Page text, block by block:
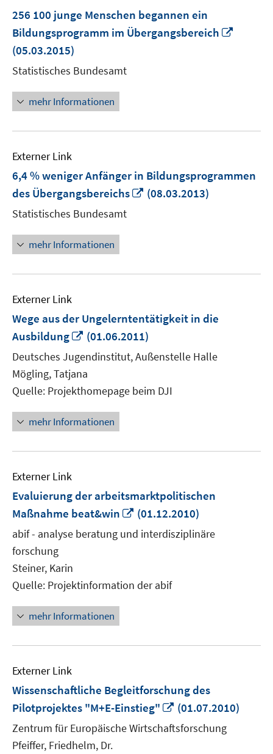
256 100 junge Menschen begannen ein
Bildungsprogramm im Übergangsbereich
(05.03.2015)
Statistisches Bundesamt
mehr Informationen
Externer Link
6,4 % weniger Anfänger in Bildungsprogrammen
des Übergangsbereichs
In
(08.03.2013)
Statistisches Bundesamt
mehr Informationen
Externer Link
Wege aus der Ungelerntentätigkeit in die
Ausbildung
In
neuem
Fenster
öffnen
(01.06.2011)
Deutsches Jugendinstitut, Außenstelle Halle
Mögling, Tatjana
Quelle: Projekthomepage beim DJI
mehr Informationen
Externer Link
Evaluierung der arbeitsmarktpolitischen
Maßnahme beat&win
In
neuem
Fenster
(01.12.2010)
abif - analyse beratung und interdisziplinäre
forschung
Steiner, Karin
Quelle: Projektinformation der abif
mehr Informationen
Externer Link
Wissenschaftliche Begleitforschung des
Pilotprojektes "M+E-Einstieg"
In
neuem
Fenster
(01.07.2010)
Zentrum für Europäische Wirtschaftsforschung
Pfeiffer, Friedhelm, Dr.